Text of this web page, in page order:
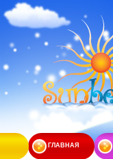
ГЛАВНАЯ